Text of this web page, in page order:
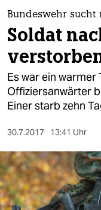
themen
politik
öko
gesellschaft
sport
berlin
nord
Bundeswehr sucht
Soldat
Es war ein warmer
Offiziersanwärter
Einer starb zehn
30.7.2017 13:41 Uhr